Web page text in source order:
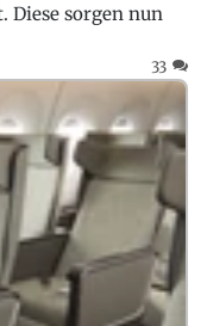
Diese sorgen nun
33